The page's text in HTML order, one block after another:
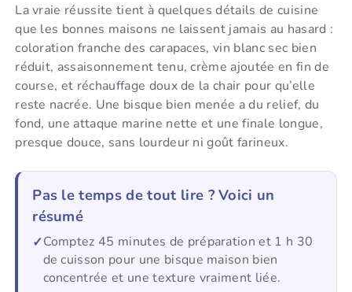
La vraie réussite tient à quelques détails de cuisine
que les bonnes maisons ne laissent jamais au hasard :
coloration franche des carapaces, vin blanc sec bien
réduit, assaisonnement tenu, crème ajoutée en fin de
course, et réchauffage doux de la chair pour qu’elle
reste nacrée. Une bisque bien menée a du relief, du
fond, une attaque marine nette et une finale longue,
presque douce, sans lourdeur ni goût farineux.
Pas le temps de tout lire ? Voici un
résumé
Comptez 45 minutes de préparation et 1 h 30
de cuisson pour une bisque maison bien
concentrée et une texture vraiment liée.